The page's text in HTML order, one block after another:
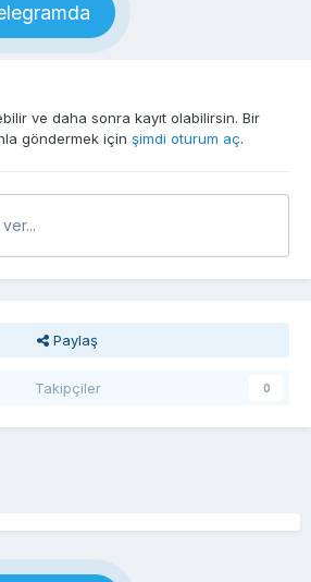
ve daha sonra kayıt olabilirsin. Bir
göndermek için şimdi oturum aç.
Paylaş
Takipçiler 0